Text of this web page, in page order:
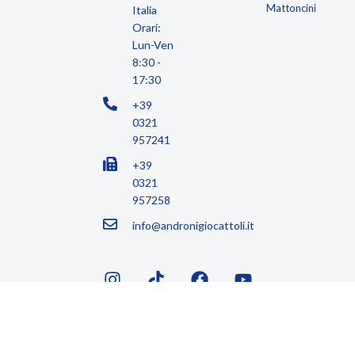
Italia
Orari:
Lun-Ven
8:30 -
17:30
+39
0321
957241
+39
0321
957258
info@andronigiocattoli.it
Mattoncini